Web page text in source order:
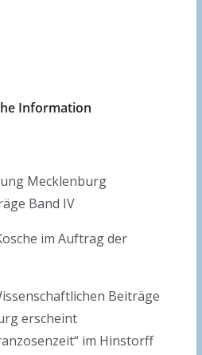
Information
Mecklenburg
Band IV
im Auftrag der
Beiträge
erscheint
im Hinstorff